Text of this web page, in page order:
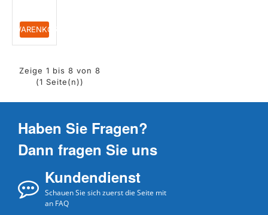
+ WARENKORB
Zeige 1 bis 8 von 8
(1 Seite(n))
Haben Sie Fragen?
Dann fragen Sie uns
Kundendienst
Schauen Sie sich zuerst die Seite mit
an FAQ